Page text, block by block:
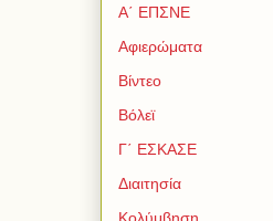
Α΄ ΕΠΣΝΕ
Αφιερώματα
Βίντεο
Βόλεϊ
Γ΄ ΕΣΚΑΣΕ
Διαιτησία